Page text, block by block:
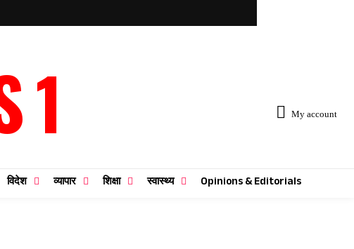
1 My account
विदेश व्यापार शिक्षा स्वास्थ्य Opinions & Editorials